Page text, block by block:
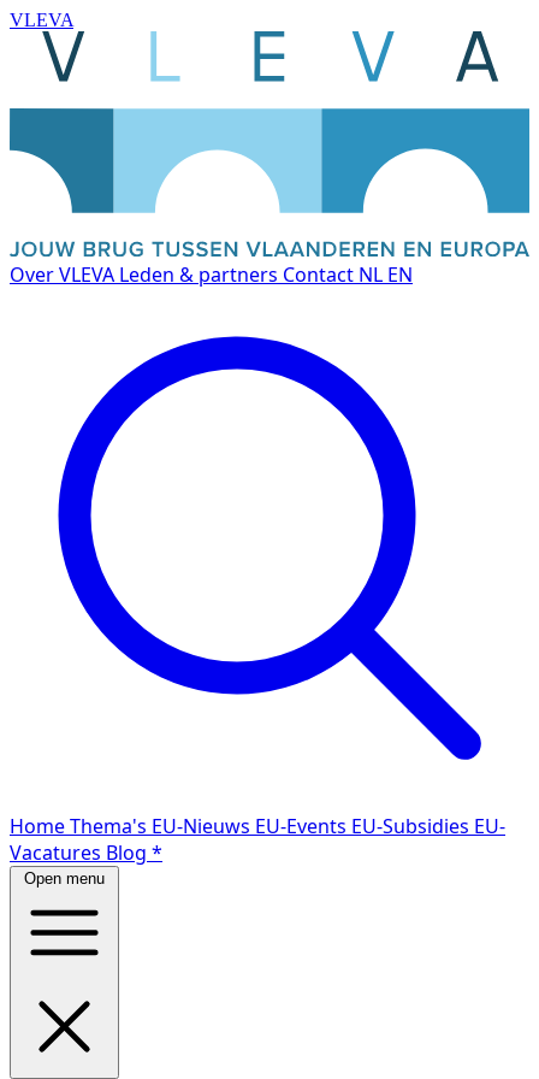
VLEVA
Over VLEVA Leden & partners Contact NL EN
HomeThema's EU-Nieuws EU-Events EU-Subsidies EU-
Vacatures Blog *
Open menu